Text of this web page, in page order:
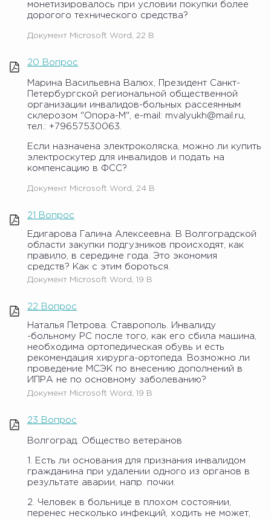
монетизировалось при условии покупки более
дорогого технического средства?
Документ Microsoft Word, 22 B
20 Вопрос
Марина Васильевна Валюх, Президент Санкт-
Петербургской региональной общественной
организации инвалидов-больных рассеянным
склерозом "Опора-М", e-mail: mvalyukh@mail.ru,
тел.: +79657530063.
Если назначена электроколяска, можно ли купить
электроскутер для инвалидов и подать на
компенсацию в ФСС?
Документ Microsoft Word, 24 B
21 Вопрос
Едигарова Галина Алексеевна. В Волгоградской
области закупки подгузников происходят, как
правило, в середине года. Это экономия
средств? Как с этим бороться.
Документ Microsoft Word, 19 B
22 Вопрос
Наталья Петрова. Ставрополь. Инвалиду
-больному РС после того, как его сбила машина,
необходима ортопедическая обувь и есть
рекомендация хирурга-ортопеда. Возможно ли
проведение МСЭК по внесению дополнений в
ИПРА не по основному заболеванию?
Документ Microsoft Word, 19 B
23 Вопрос
Волгоград. Общество ветеранов
1. Есть ли основания для признания инвалидом
гражданина при удалении одного из органов в
результате аварии, напр. почки.
2. Человек в больнице в плохом состоянии,
перенес несколько инфекций, ходить не может,